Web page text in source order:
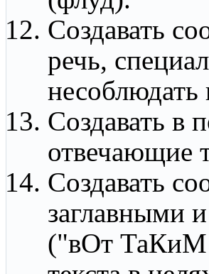
Создавать
речь,
несоблюдать
Создавать в
отвечающие
Cоздавать
заглавными
("вОт ТаКиМ